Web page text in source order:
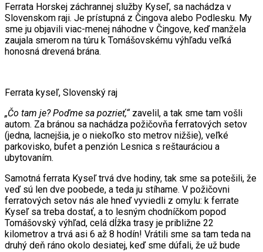
Ferrata Horskej záchrannej služby Kyseľ, sa nachádza v
Slovenskom raji. Je prístupná z Čingova alebo Podlesku. My
sme ju objavili viac-menej náhodne v Čingove, keď manžela
zaujala smerom na túru k Tomášovskému výhľadu veľká
honosná drevená brána.
Ferrata kyseľ, Slovenský raj
„Čo tam je? Poďme sa pozrieť,“zavelil, a tak sme tam vošli
autom. Za bránou sa nachádza požičovňa ferratových setov
(jedna, lacnejšia, je o niekoľko sto metrov nižšie), veľké
parkovisko, bufet a penzión Lesnica s reštauráciou a
ubytovaním.
Samotná ferrata Kyseľ trvá dve hodiny, tak sme sa potešili, že
veď sú len dve poobede, a teda ju stíhame. V požičovni
ferratových setov nás ale hneď vyviedli z omylu: k ferrate
Kyseľ sa treba dostať, a to lesným chodníčkom popod
Tomášovský výhľad, celá dĺžka trasy je približne 22
kilometrov a trvá asi 6 až 8 hodín! Vrátili sme sa tam teda na
druhý deň ráno okolo desiatej, keď sme dúfali, že už bude